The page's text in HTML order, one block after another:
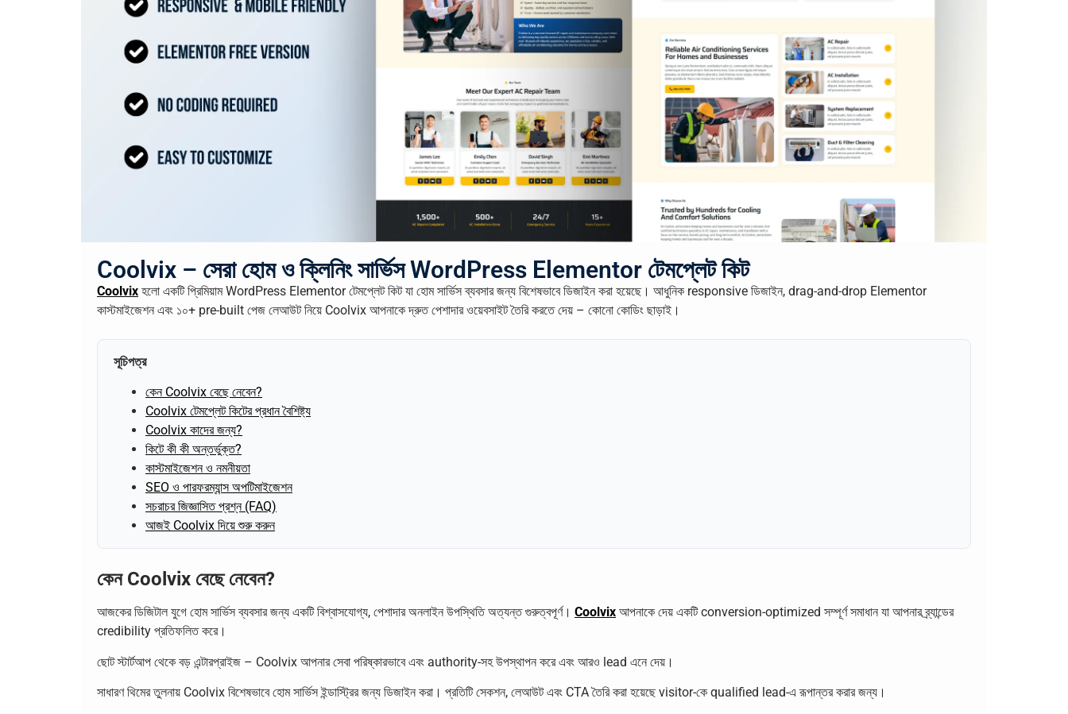
Coolvix – সেরা হোম ও ক্লিনিং সার্ভিস WordPress Elementor টেমপ্লেট কিট
Coolvix হলো একটি প্রিমিয়াম WordPress Elementor টেমপ্লেট কিট যা হোম সার্ভিস ব্যবসার জন্য বিশেষভাবে ডিজাইন করা হয়েছে। আধুনিক responsive ডিজাইন, drag-and-drop Elementor
কাস্টমাইজেশন এবং ১০+ pre-built পেজ লেআউট নিয়ে Coolvix আপনাকে দ্রুত পেশাদার ওয়েবসাইট তৈরি করতে দেয় – কোনো কোডিং ছাড়াই।
সূচিপত্র
কেন Coolvix বেছে নেবেন?
Coolvix টেমপ্লেট কিটের প্রধান বৈশিষ্ট্য
Coolvix কাদের জন্য?
কিটে কী কী অন্তর্ভুক্ত?
কাস্টমাইজেশন ও নমনীয়তা
SEO ও পারফরম্যান্স অপটিমাইজেশন
সচরাচর জিজ্ঞাসিত প্রশ্ন (FAQ)
আজই Coolvix দিয়ে শুরু করুন
কেন Coolvix বেছে নেবেন?
আজকের ডিজিটাল যুগে হোম সার্ভিস ব্যবসার জন্য একটি বিশ্বাসযোগ্য, পেশাদার অনলাইন উপস্থিতি অত্যন্ত গুরুত্বপূর্ণ। Coolvix আপনাকে দেয় একটি conversion-optimized সম্পূর্ণ সমাধান যা আপনার ব্র্যান্ডের
credibility প্রতিফলিত করে।
ছোট স্টার্টআপ থেকে বড় এন্টারপ্রাইজ – Coolvix আপনার সেবা পরিষ্কারভাবে এবং authority-সহ উপস্থাপন করে এবং আরও lead এনে দেয়।
সাধারণ থিমের তুলনায় Coolvix বিশেষভাবে হোম সার্ভিস ইন্ডাস্ট্রির জন্য ডিজাইন করা। প্রতিটি সেকশন, লেআউট এবং CTA তৈরি করা হয়েছে visitor-কে qualified lead-এ রূপান্তর করার জন্য।